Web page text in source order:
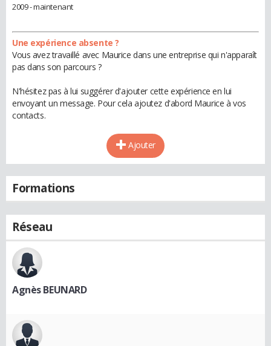
2009 - maintenant
Une expérience absente ?
Vous avez travaillé avec Maurice dans une entreprise qui n'apparaît
pas dans son parcours ?
N'hésitez pas à lui suggérer d'ajouter cette expérience en lui
envoyant un message. Pour cela ajoutez d'abord Maurice à vos
contacts.
Ajouter
Formations
Réseau
Agnès BEUNARD